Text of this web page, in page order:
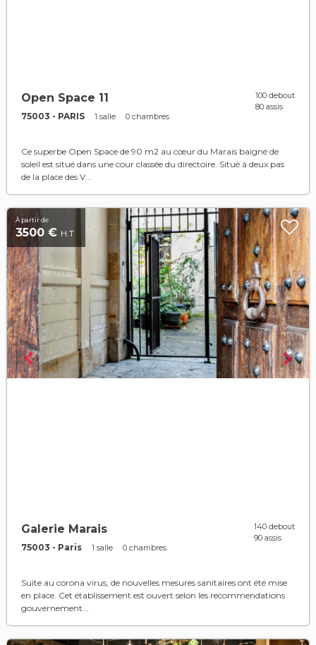
Open Space 11
75003 - PARIS 1 salle 0 chambres
100 debout
80 assis
Ce superbe Open Space de 90 m2 au cœur du Marais baigné de
soleil est situé dans une cour classée du directoire. Situé à deux pas
de la place des V...
À partir de
3500 € H.T
Galerie Marais
75003 - Paris 1 salle 0 chambres
140 debout
90 assis
Suite au corona virus, de nouvelles mesures sanitaires ont été mise
en place. Cet établissement est ouvert selon les recommendations
gouvernement...